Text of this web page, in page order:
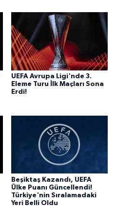
UEFA Avrupa Ligi'nde 3.
Eleme Turu İlk Maçları Sona
Erdi!
Beşiktaş Kazandı, UEFA
Ülke Puanı Güncellendi!
Türkiye'nin Sıralamadaki
Yeri Belli Oldu